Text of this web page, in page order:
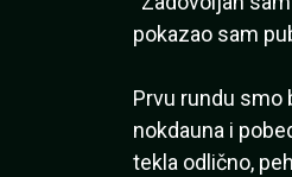
pokazao sam
Prvu rundu smo
nokdauna i
tekla odlično,